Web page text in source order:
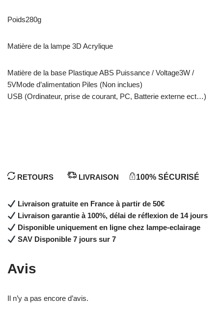
Poids280g
Matière de la lampe 3D Acrylique
Matière de la base Plastique ABS Puissance / Voltage3W /
5VMode d’alimentation Piles (Non inclues)
USB (Ordinateur, prise de courant, PC, Batterie externe ect…)
RETOURS LIVRAISON 100% SÉCURISÉ
Livraison gratuite en France à partir de 50€
Livraison garantie à 100%, délai de réflexion de 14 jours
Disponible uniquement en ligne chez lampe-eclairage
SAV Disponible 7 jours sur 7
Avis
Il n’y a pas encore d’avis.